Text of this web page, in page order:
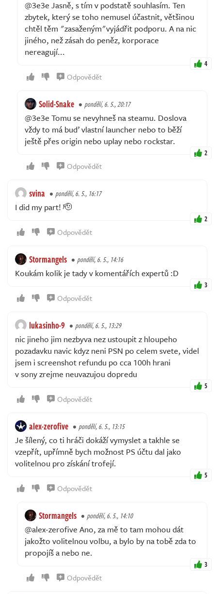
@3e3e Jasně, s tím v podstatě souhlasím. Ten
zbytek, který se toho nemusel účastnit, většinou
chtěl těm "zasaženým"vyjádřit podporu. A na nic
jiného, než zásah do peněz, korporace
nereagují...
4
Odpovědět
Solid-Snake pondělí, 6. 5., 20:17
@3e3e Tomu se nevyhneš na steamu. Doslova
vždy to má buď vlastní launcher nebo to běží
ještě přes origin nebo uplay nebo rockstar.
2
Odpovědět
svina pondělí, 6. 5., 16:17
I did my part! 🫡
2
Odpovědět
Stormangels pondělí, 6. 5., 14:16
Koukám kolik je tady v komentářích expertů :D
3
Odpovědět
lukasinho-9 pondělí, 6. 5., 13:29
nic jineho jim nezbyva nez ustoupit z hloupeho
pozadavku navic kdyz neni PSN po celem svete, videl
jsem i screenshot refundu po cca 100h hrani
v sony zrejme neuvazujou dopredu
5
Odpovědět
alex-zerofive pondělí, 6. 5., 13:15
Je šílený, co ti hráči dokáží vymyslet a takhle se
vzepřít, upřímně bych možnost PS účtu dal jako
volitelnou pro získání trofejí.
5
Odpovědět
Stormangels pondělí, 6. 5., 14:10
@alex-zerofive Ano, za mě to tam mohou dát
jakožto volitelnou volbu, a bylo by na tobě zda to
propojíš a nebo ne.
3
Odpovědět